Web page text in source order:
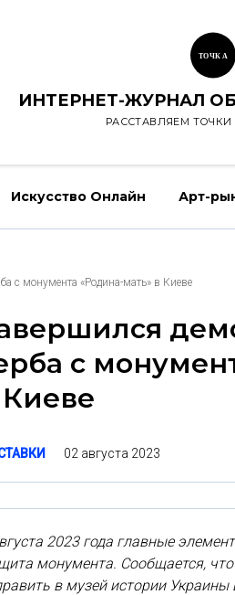
ТОЧК А
ИНТЕРНЕТ-ЖУРНАЛ
РАССТАВЛЯЕМ
Искусство Онлайн Арт-
с монумента «Родина-мать» в Киеве
с
Киеве
02 августа 2023
2023 года главные
монумента. Сообщается,
в музей истории